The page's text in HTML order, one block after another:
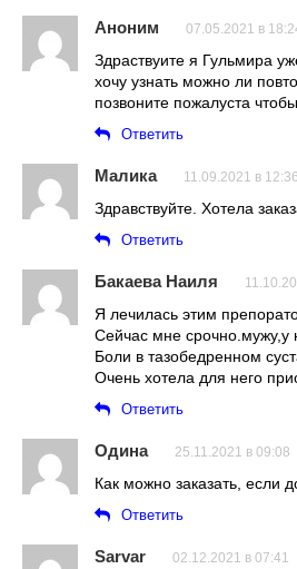
Аноним 07.05.2021 в
Здраствуите я Гульмира
хочу узнать можно ли
позвоните пожалуста
Ответить
Малика 11.09.2021 в 12:36
Здравствуйте. Хотела
Ответить
Бакаева Наиля
Я лечилась этим
Сейчас мне срочно.мужу,у
Боли в тазобедренном
Очень хотела для него
Ответить
Одина 25.11.2021 в 09:08
Как можно заказать, если
Ответить
Sarvar 02.12.2021 в 07:41